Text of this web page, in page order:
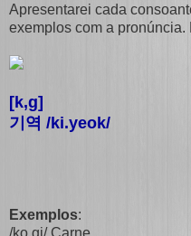
Apresentarei cada
exemplos com a
[k,g]
기역 /ki.yeok/
Exemplos:
/ko.gi/ Carne